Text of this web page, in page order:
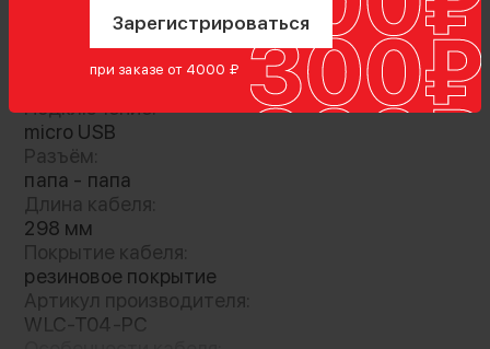
Зарегистрироваться
при заказе от 4000 ₽
Кабель питания с micro-USB разъёмом.
Представленный аксессуар предназначен
для подключения питания к системе фоллоу
фокус Nucleus-Nano
Характеристики
6 месяцев
Подключение:
micro USB
Разъём:
папа - папа
Длина кабеля:
298 мм
Покрытие кабеля:
резиновое покрытие
Артикул производителя:
WLC-T04-PC